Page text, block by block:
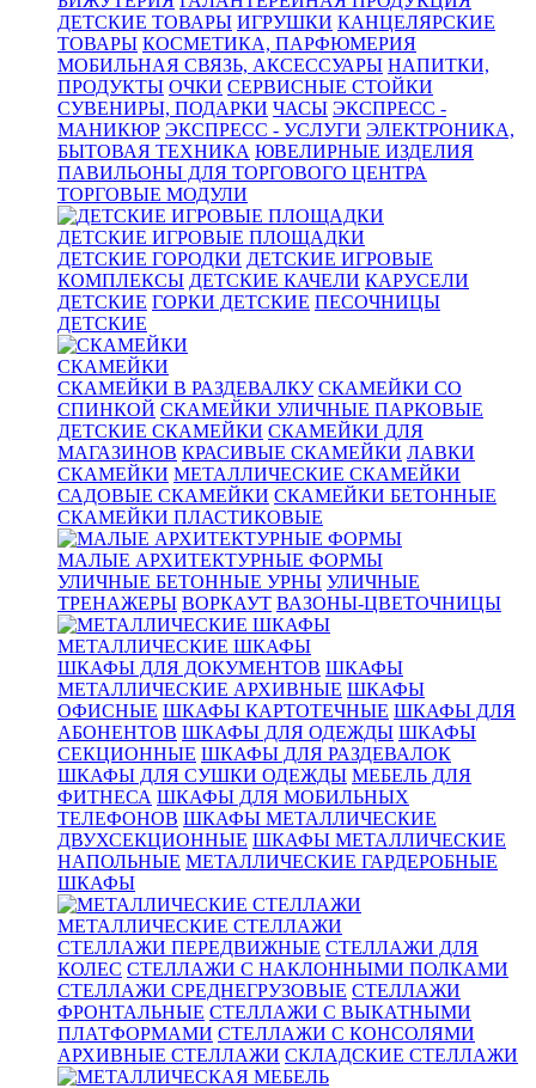
ДЕТСКИЕ ТОВАРЫ ИГРУШКИ КАНЦЕЛЯРСКИЕ
ТОВАРЫ КОСМЕТИКА, ПАРФЮМЕРИЯ
МОБИЛЬНАЯ СВЯЗЬ, АКСЕССУАРЫ НАПИТКИ,
ПРОДУКТЫ ОЧКИ СЕРВИСНЫЕ СТОЙКИ
СУВЕНИРЫ, ПОДАРКИ ЧАСЫ ЭКСПРЕСС -
МАНИКЮР ЭКСПРЕСС - УСЛУГИ ЭЛЕКТРОНИКА,
БЫТОВАЯ ТЕХНИКА ЮВЕЛИРНЫЕ ИЗДЕЛИЯ
ПАВИЛЬОНЫ ДЛЯ ТОРГОВОГО ЦЕНТРА
ТОРГОВЫЕ МОДУЛИ
ДЕТСКИЕ ИГРОВЫЕ ПЛОЩАДКИ
ДЕТСКИЕ ГОРОДКИ ДЕТСКИЕ ИГРОВЫЕ
КОМПЛЕКСЫ ДЕТСКИЕ КАЧЕЛИ КАРУСЕЛИ
ДЕТСКИЕ ГОРКИ ДЕТСКИЕ ПЕСОЧНИЦЫ
ДЕТСКИЕ
СКАМЕЙКИ
СКАМЕЙКИ В РАЗДЕВАЛКУ СКАМЕЙКИ СО
СПИНКОЙ СКАМЕЙКИ УЛИЧНЫЕ ПАРКОВЫЕ
ДЕТСКИЕ СКАМЕЙКИ СКАМЕЙКИ ДЛЯ
МАГАЗИНОВ КРАСИВЫЕ СКАМЕЙКИ ЛАВКИ
СКАМЕЙКИ МЕТАЛЛИЧЕСКИЕ СКАМЕЙКИ
САДОВЫЕ СКАМЕЙКИ СКАМЕЙКИ БЕТОННЫЕ
СКАМЕЙКИ ПЛАСТИКОВЫЕ
МАЛЫЕ АРХИТЕКТУРНЫЕ ФОРМЫ
УЛИЧНЫЕ БЕТОННЫЕ УРНЫ УЛИЧНЫЕ
ТРЕНАЖЕРЫ ВОРКАУТ ВАЗОНЫ-ЦВЕТОЧНИЦЫ
МЕТАЛЛИЧЕСКИЕ ШКАФЫ
ШКАФЫ ДЛЯ ДОКУМЕНТОВ ШКАФЫ
МЕТАЛЛИЧЕСКИЕ АРХИВНЫЕ ШКАФЫ
ОФИСНЫЕ ШКАФЫ КАРТОТЕЧНЫЕ ШКАФЫ ДЛЯ
АБОНЕНТОВ ШКАФЫ ДЛЯ ОДЕЖДЫ ШКАФЫ
СЕКЦИОННЫЕ ШКАФЫ ДЛЯ РАЗДЕВАЛОК
ШКАФЫ ДЛЯ СУШКИ ОДЕЖДЫ МЕБЕЛЬ ДЛЯ
ФИТНЕСА ШКАФЫ ДЛЯ МОБИЛЬНЫХ
ТЕЛЕФОНОВ ШКАФЫ МЕТАЛЛИЧЕСКИЕ
ДВУХСЕКЦИОННЫЕ ШКАФЫ МЕТАЛЛИЧЕСКИЕ
НАПОЛЬНЫЕ МЕТАЛЛИЧЕСКИЕ ГАРДЕРОБНЫЕ
ШКАФЫ
МЕТАЛЛИЧЕСКИЕ СТЕЛЛАЖИ
СТЕЛЛАЖИ ПЕРЕДВИЖНЫЕ СТЕЛЛАЖИ ДЛЯ
КОЛЕС СТЕЛЛАЖИ С НАКЛОННЫМИ ПОЛКАМИ
СТЕЛЛАЖИ СРЕДНЕГРУЗОВЫЕ СТЕЛЛАЖИ
ФРОНТАЛЬНЫЕ СТЕЛЛАЖИ С ВЫКАТНЫМИ
ПЛАТФОРМАМИ СТЕЛЛАЖИ С КОНСОЛЯМИ
АРХИВНЫЕ СТЕЛЛАЖИ СКЛАДСКИЕ СТЕЛЛАЖИ